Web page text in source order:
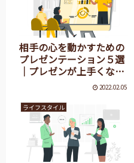
相手の心を動かすための
プレゼンテーション５選
｜プレゼンが上手くな
2022.02.05
ライフスタイル